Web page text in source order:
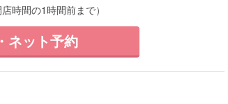
時間の1時間前まで）
ネット予約